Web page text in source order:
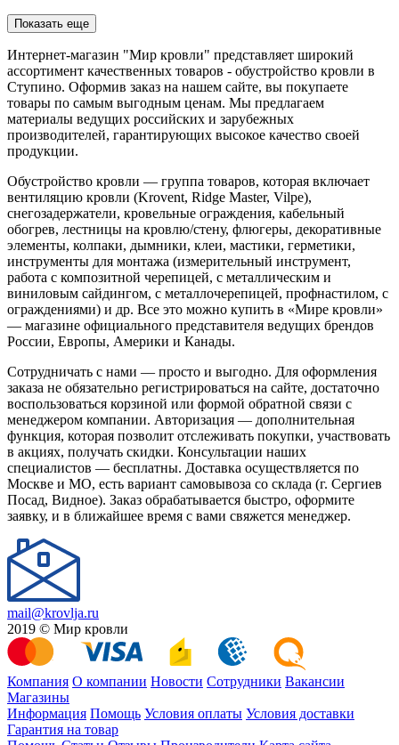
Показать еще
Интернет-магазин "Мир кровли" представляет широкий
ассортимент качественных товаров - обустройство кровли в
Ступино. Оформив заказ на нашем сайте, вы покупаете
товары по самым выгодным ценам. Мы предлагаем
материалы ведущих российских и зарубежных
производителей, гарантирующих высокое качество своей
продукции.
Обустройство кровли — группа товаров, которая включает
вентиляцию кровли (Krovent, Ridge Master, Vilpe),
снегозадержатели, кровельные ограждения, кабельный
обогрев, лестницы на кровлю/стену, флюгеры, декоративные
элементы, колпаки, дымники, клеи, мастики, герметики,
инструменты для монтажа (измерительный инструмент,
работа с композитной черепицей, с металлическим и
виниловым сайдингом, с металлочерепицей, профнастилом, с
ограждениями) и др. Все это можно купить в «Мире кровли»
— магазине официального представителя ведущих брендов
России, Европы, Америки и Канады.
Сотрудничать с нами — просто и выгодно. Для оформления
заказа не обязательно регистрироваться на сайте, достаточно
воспользоваться корзиной или формой обратной связи с
менеджером компании. Авторизация — дополнительная
функция, которая позволит отслеживать покупки, участвовать
в акциях, получать скидки. Консультации наших
специалистов — бесплатны. Доставка осуществляется по
Москве и МО, есть вариант самовывоза со склада (г. Сергиев
Посад, Видное). Заказ обрабатывается быстро, оформите
заявку, и в ближайшее время с вами свяжется менеджер.
mail@krovlja.ru
2019 © Мир кровли
Компания О компании Новости Сотрудники Вакансии
Магазины
Информация Помощь Условия оплаты Условия доставки
Гарантия на товар